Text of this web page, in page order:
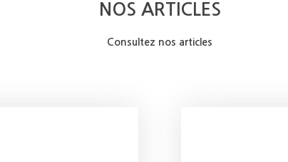
CONSULTANTS PARTENAIRES
NOS ARTICLES
Consultez nos articles